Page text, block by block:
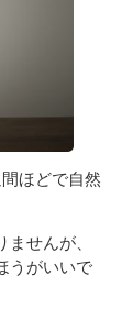
ほどで自然
せんが、
うがいいで